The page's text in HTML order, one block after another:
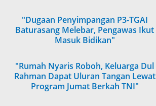
"Dugaan Penyimpangan P3-TGAI
Baturasang Melebar, Pengawas Ikut
Masuk Bidikan"
"Rumah Nyaris Roboh, Keluarga Dul
Rahman Dapat Uluran Tangan Lewat
Program Jumat Berkah TNI"